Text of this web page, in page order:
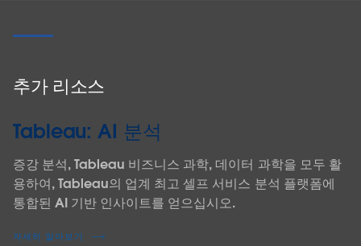
추가 리소스
Tableau: AI 분석
증강 분석, Tableau 비즈니스 과학, 데이터 과학을 모두 활
용하여, Tableau의 업계 최고 셀프 서비스 분석 플랫폼에
통합된 AI 기반 인사이트를 얻으십시오.
자세히 알아보기